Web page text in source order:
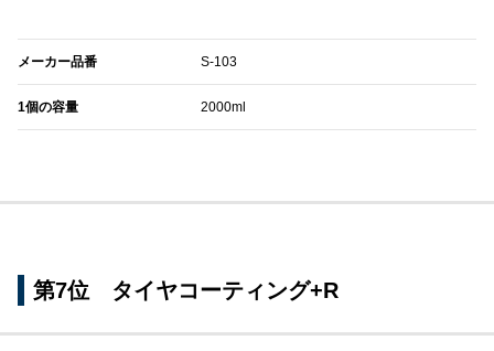
メーカー品番 S-103
1個の容量 2000ml
第7位 タイヤコーティング+R